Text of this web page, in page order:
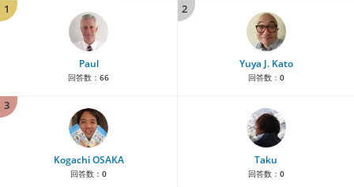
1
Paul
回答数： 66
2
Yuya J. Kato
回答数： 0
3
Kogachi OSAKA
回答数： 0
Taku
回答数： 0